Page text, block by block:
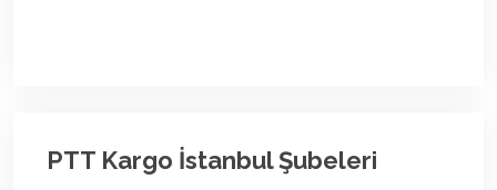
PTT Kargo İstanbul Şubeleri